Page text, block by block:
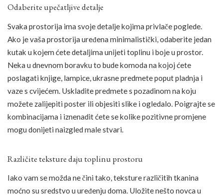
Odaberite upečatljive detalje
Svaka prostorija ima svoje detalje kojima privlače poglede.
Ako je vaša prostorija uređena minimalistički, odaberite jedan
kutak u kojem ćete detaljima unijeti toplinu i boje u prostor.
Neka u dnevnom boravku to bude komoda na kojoj ćete
poslagati knjige, lampice, ukrasne predmete poput pladnja i
vaze s cvijećem. Uskladite predmete s pozadinom na koju
možete zalijepiti poster ili objesiti slike i ogledalo. Poigrajte se
kombinacijama i iznenadit ćete se kolike pozitivne promjene
mogu donijeti naizgled male stvari.
Različite teksture daju toplinu prostoru
Iako vam se možda ne čini tako, teksture različitih tkanina
moćno su sredstvo u uređenju doma. Uložite nešto novca u